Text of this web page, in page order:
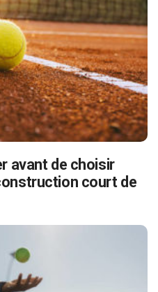
avant de choisir
court de